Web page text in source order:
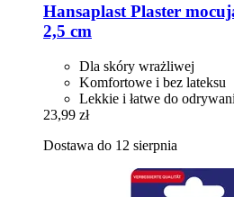
Hansaplast Plaster
2,5 cm
Dla skóry wrażliwej
Komfortowe i bez lateksu
Lekkie i łatwe do
23,99 zł
Dostawa do 12 sierpnia